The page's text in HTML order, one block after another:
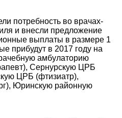
потребность во врачах-
и внесли предложение
выплаты в размере 1
прибудут в 2017 году на
амбулаторию
Сернурскую ЦРБ
ЦРБ (фтизиатр),
Юринскую районную